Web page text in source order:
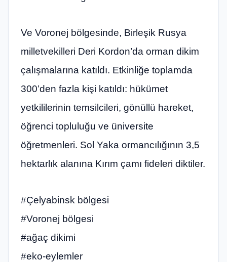
Ve Voronej bölgesinde, Birleşik Rusya
milletvekilleri Deri Kordon’da orman dikim
çalışmalarına katıldı. Etkinliğe toplamda
300’den fazla kişi katıldı: hükümet
yetkililerinin temsilcileri, gönüllü hareket,
öğrenci topluluğu ve üniversite
öğretmenleri. Sol Yaka ormancılığının 3,5
hektarlık alanına Kırım çamı fideleri diktiler.
#Çelyabinsk bölgesi
#Voronej bölgesi
#ağaç dikimi
#eko-eylemler